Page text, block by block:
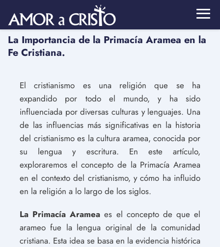
La Importancia de la Primacía Aramea en la
Fe Cristiana.
El cristianismo es una religión que se ha
expandido por todo el mundo, y ha sido
influenciada por diversas culturas y lenguajes. Una
de las influencias más significativas en la historia
del cristianismo es la cultura aramea, conocida por
su lengua y escritura. En este artículo,
exploraremos el concepto de la Primacía Aramea
en el contexto del cristianismo, y cómo ha influido
en la religión a lo largo de los siglos.
La Primacía Aramea es el concepto de que el
arameo fue la lengua original de la comunidad
cristiana. Esta idea se basa en la evidencia histórica